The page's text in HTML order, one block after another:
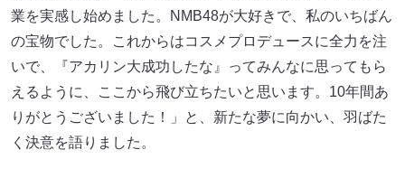
業を実感し始めました。NMB48が大好きで、私のいちばん
の宝物でした。これからはコスメプロデュースに全力を注
いで、『アカリン大成功したな』ってみんなに思ってもら
えるように、ここから飛び立ちたいと思います。10年間あ
りがとうございました！」と、新たな夢に向かい、羽ばた
く決意を語りました。